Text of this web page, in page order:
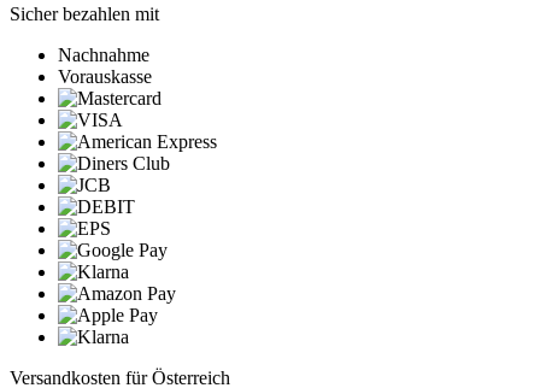
Sicher bezahlen mit
Nachnahme
Vorauskasse
Versandkosten für Österreich